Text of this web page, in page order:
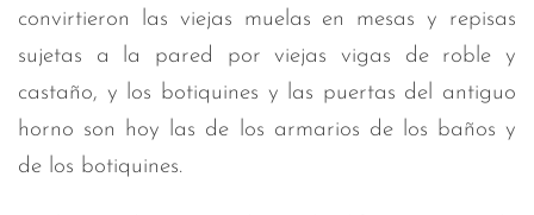
convirtieron las viejas muelas en mesas y repisas
sujetas a la pared por viejas vigas de roble y
castaño, y los botiquines y las puertas del antiguo
horno son hoy las de los armarios de los baños y
de los botiquines.